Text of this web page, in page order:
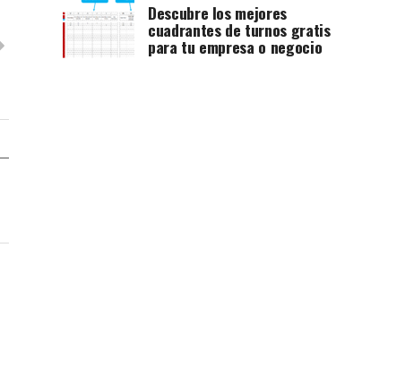
Descubre los mejores
cuadrantes de turnos gratis
para tu empresa o negocio